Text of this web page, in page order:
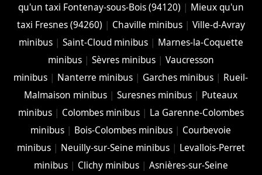
qu'un taxi Fontenay-sous-Bois (94120) | Mieux qu'un
taxi Fresnes (94260) | Chaville minibus| Ville-d-Avray
minibus| Saint-Cloud minibus| Marnes-la-Coquette
minibus| Sèvres minibus| Vaucresson
minibus | Nanterre minibus | Garches minibus | Rueil-
Malmaison minibus |Suresnes minibus | Puteaux
minibus| Colombes minibus| La Garenne-Colombes
minibus | Bois-Colombes minibus | Courbevoie
minibus| Neuilly-sur-Seine minibus| Levallois-Perret
minibus| Clichy minibus| Asnières-sur-Seine